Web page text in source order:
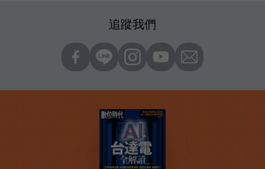
追蹤我們